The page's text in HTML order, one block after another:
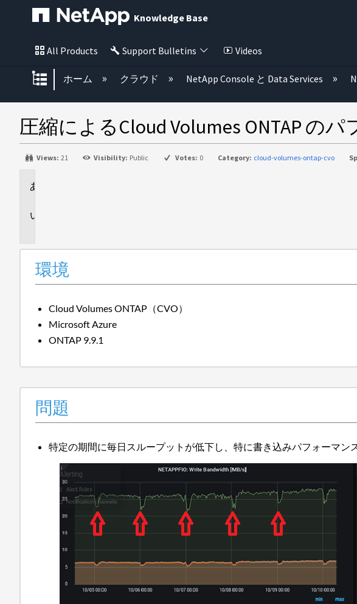
Knowledge Base
All Products Support Bulletins Videos
グローバル階層を展開/折りたたむ
ホーム クラウド NetApp Console と Data Services
圧縮によるCloud Volumes ONTAP の
Views: 21 Visibility: Public Votes: 0 Category: cloud-volumes-ontap-cvo
環境
Cloud Volumes ONTAP（CVO）
Microsoft Azure
ONTAP 9.9.1
問題
特定の期間に毎日スループットが低下し、特に書き込みパフォーマン